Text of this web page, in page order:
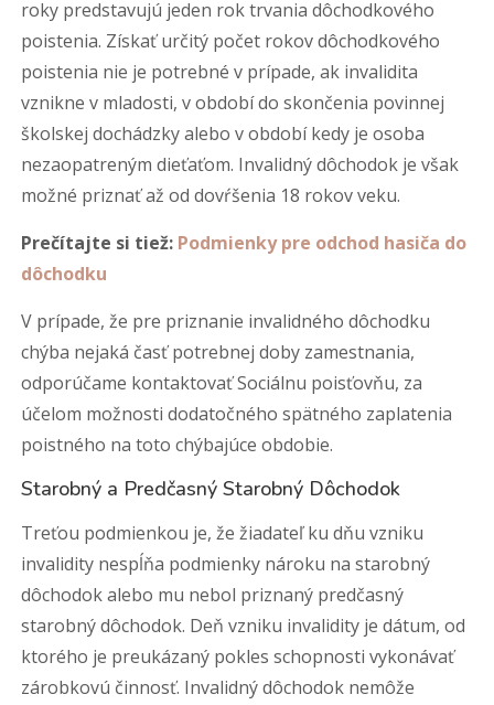
roky predstavujú jeden rok trvania dôchodkového
poistenia. Získať určitý počet rokov dôchodkového
poistenia nie je potrebné v prípade, ak invalidita
vznikne v mladosti, v období do skončenia povinnej
školskej dochádzky alebo v období kedy je osoba
nezaopatreným dieťaťom. Invalidný dôchodok je však
možné priznať až od dovŕšenia 18 rokov veku.
Prečítajte si tiež: Podmienky pre odchod hasiča do
dôchodku
V prípade, že pre priznanie invalidného dôchodku
chýba nejaká časť potrebnej doby zamestnania,
odporúčame kontaktovať Sociálnu poisťovňu, za
účelom možnosti dodatočného spätného zaplatenia
poistného na toto chýbajúce obdobie.
Starobný a Predčasný Starobný Dôchodok
Treťou podmienkou je, že žiadateľ ku dňu vzniku
invalidity nespĺňa podmienky nároku na starobný
dôchodok alebo mu nebol priznaný predčasný
starobný dôchodok. Deň vzniku invalidity je dátum, od
ktorého je preukázaný pokles schopnosti vykonávať
zárobkovú činnosť. Invalidný dôchodok nemôže